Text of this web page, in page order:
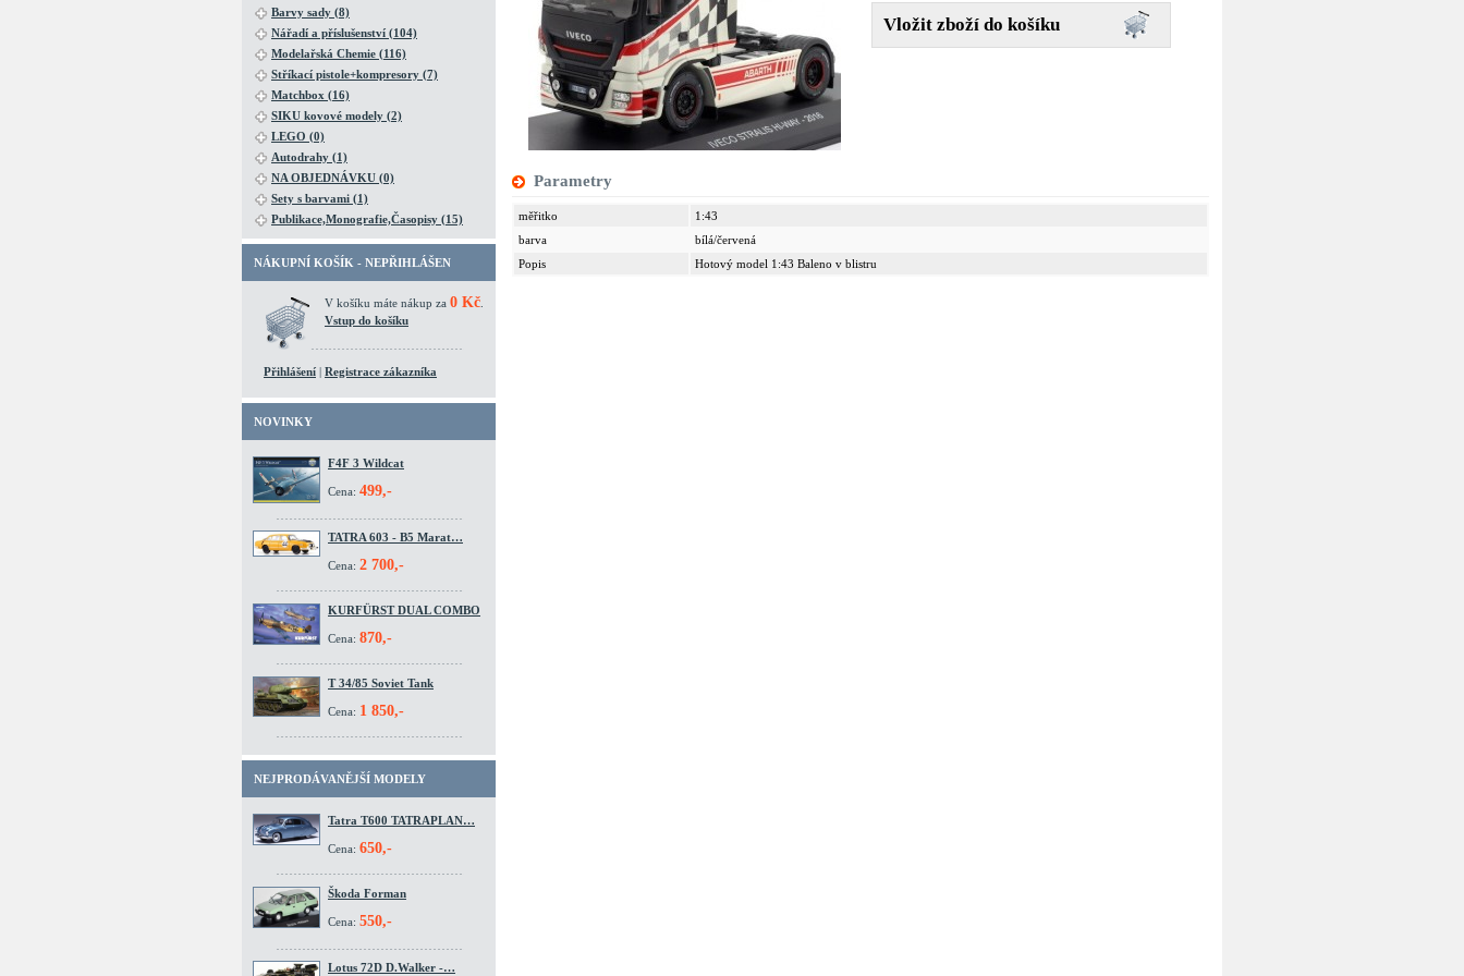
Barvy sady (8)
Nářadí a příslušenství (104)
Modelařská Chemie (116)
Stříkací pistole+kompresory (7)
Matchbox (16)
SIKU kovové modely (2)
LEGO (0)
Autodrahy (1)
NA OBJEDNÁVKU (0)
Sety s barvami (1)
Publikace,Monografie,Časopisy (15)
NÁKUPNÍ KOŠÍK - NEPŘIHLÁŠEN
V košíku máte nákup za 0 Kč
Vstup do košíku
Přihlášení | Registrace zákazníka
NOVINKY
F4F 3 Wildcat
Cena: 499,-
TATRA 603 - B5 Marat…
Cena: 2 700,-
KURFÜRST DUAL COMBO
Cena: 870,-
T 34/85 Soviet Tank
Cena: 1 850,-
NEJPRODÁVANĚJŠÍ MODELY
Tatra T600 TATRAPLAN…
Cena: 650,-
Škoda Forman
Cena: 550,-
Lotus 72D D.Walker -…
Parametry
měřitko
1:43
barva
bílá/červená
Popis
Hotový model 1:43 Baleno v blistru